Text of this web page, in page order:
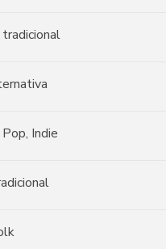
tradicional
Indie